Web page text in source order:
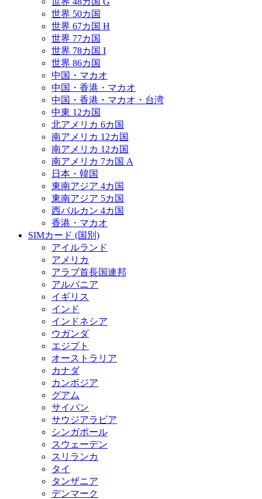
世界 50カ国
世界 67カ国 H
世界 77カ国
世界 78カ国 I
世界 86カ国
中国・マカオ
中国・香港・マカオ
中国・香港・マカオ・台湾
中東 12カ国
北アメリカ 6カ国
南アメリカ 12カ国
南アメリカ 12カ国
南アメリカ 7カ国 A
日本・韓国
東南アジア 4カ国
東南アジア 5カ国
西バルカン 4カ国
香港・マカオ
SIMカード (国別)
アイルランド
アメリカ
アラブ首長国連邦
アルバニア
イギリス
インド
インドネシア
ウガンダ
エジプト
オーストラリア
カナダ
カンボジア
グアム
サイパン
サウジアラビア
シンガポール
スウェーデン
スリランカ
タイ
タンザニア
デンマーク